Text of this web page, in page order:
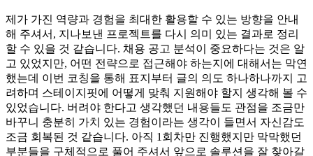
제가 가진 역량과 경험을 최대한 활용할 수 있는 방향을 안내
해 주셔서, 지나보낸 프로젝트를 다시 의미 있는 결과로 정리
할 수 있을 것 같습니다. 채용 공고 분석이 중요하다는 것은 알
고 있었지만, 어떤 전략으로 접근해야 하는지에 대해서는 막연
했는데 이번 코칭을 통해 표지부터 글의 의도 하나하나까지 고
려하며 스테이지핏에 어떻게 맞춰 지원해야 할지 생각해 볼 수
있었습니다. 버려야 한다고 생각했던 내용들도 관점을 조금만
바꾸니 충분히 가치 있는 경험이라는 생각이 들면서 자신감도
조금 회복된 것 같습니다. 아직 1회차만 진행했지만 막막했던
부분들을 구체적으로 풀어 주셔서 앞으로 솔루션을 잘 찾아갈